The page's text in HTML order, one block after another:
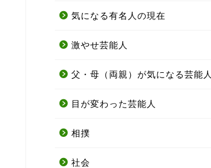
気になる有名人の現在
激やせ芸能人
父・母（両親）が気になる芸能人
目が変わった芸能人
相撲
社会